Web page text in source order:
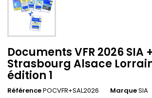
Documents VFR 2026 SIA
Strasbourg Alsace
édition 1
RéférencePOCVFR+SAL2026 MarqueSIA